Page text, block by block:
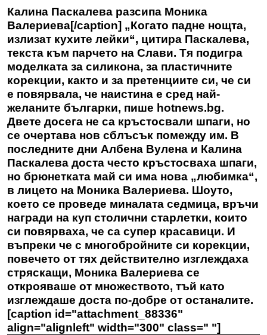
Калина Паскалева разсипа Моника
Валериева[/caption] „Когато падне нощта,
излизат кухите лейки“, цитира Паскалева,
текста към парчето на Слави. Тя подигра
моделката за силикона, за пластичните
корекции, както и за претенциите си, че си
е повярвала, че наистина е сред най-
желаните българки, пише hotnews.bg.
Двете досега не са кръстосвали шпаги, но
се очертава нов сблъсък помежду им. В
последните дни Албена Вулена и Калина
Паскалева доста често кръстосваха шпаги,
но брюнетката май си има нова „любимка“,
в лицето на Моника Валериева. Шоуто,
което се проведе миналата седмица, връчи
награди на куп столични старлетки, които
си повярваха, че са супер красавици. И
въпреки че с многобройните си корекции,
повечето от тях действително изглеждаха
стряскащи, Моника Валериева се
открояваше от множеството, тъй като
изглеждаше доста по-добре от останалите.
[caption id="attachment_88336"
align="alignleft" width="300" class=" "]